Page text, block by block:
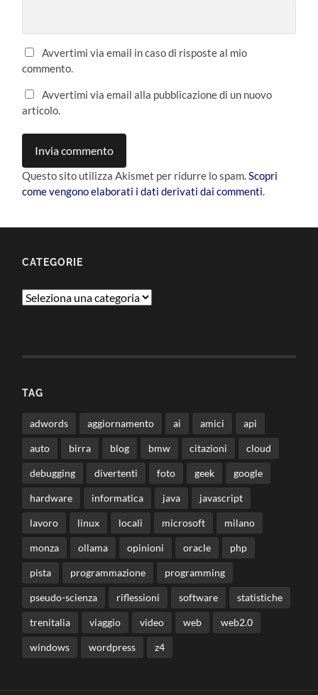
Avvertimi via email in caso di risposte al mio
commento.
Avvertimi via email alla pubblicazione di un nuovo
articolo.
Questo sito utilizza Akismet per ridurre lo spam.Scopri
come vengono elaborati i dati derivati dai commenti.
CATEGORIE
Categorie
TAG
adwords aggiornamento ai amici api
auto birra blog bmw citazioni cloud
debugging divertenti foto geek google
hardware informatica java javascript
lavoro linux locali microsoft milano
monza ollama opinioni oracle php
pista programmazione programming
pseudo-scienza riflessioni software statistiche
trenitalia viaggio video web web2.0
windows wordpress z4